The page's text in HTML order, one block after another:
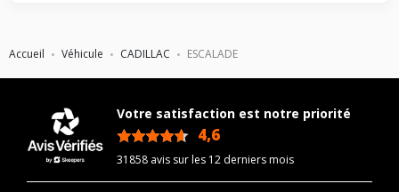
Accueil Véhicule CADILLAC ESCALADE
Votre satisfaction est notre priorité
4,6
31858 avis sur les 12 derniers mois